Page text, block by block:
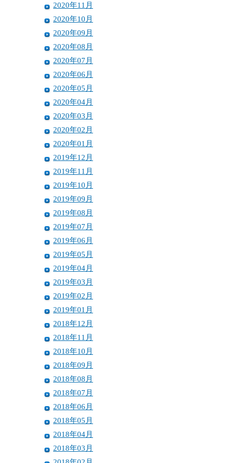
2020年11月
2020年10月
2020年09月
2020年08月
2020年07月
2020年06月
2020年05月
2020年04月
2020年03月
2020年02月
2020年01月
2019年12月
2019年11月
2019年10月
2019年09月
2019年08月
2019年07月
2019年06月
2019年05月
2019年04月
2019年03月
2019年02月
2019年01月
2018年12月
2018年11月
2018年10月
2018年09月
2018年08月
2018年07月
2018年06月
2018年05月
2018年04月
2018年03月